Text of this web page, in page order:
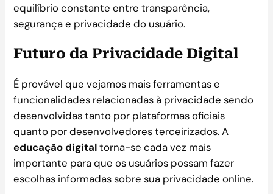
equilíbrio constante entre transparência,
segurança e privacidade do usuário.
Futuro da Privacidade Digital
É provável que vejamos mais ferramentas e
funcionalidades relacionadas à privacidade sendo
desenvolvidas tanto por plataformas oficiais
quanto por desenvolvedores terceirizados. A
educação digitaltorna-se cada vez mais
importante para que os usuários possam fazer
escolhas informadas sobre sua privacidade online.